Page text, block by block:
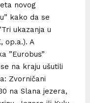
novog
kako da se
ukazanja u
op.a.). A
”Eurobus”
na kraju ušutili
Zvorničani
na Slana jezera,